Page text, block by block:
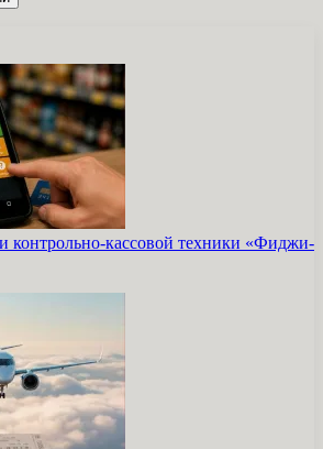
контрольно-кассовой техники «Фиджи-